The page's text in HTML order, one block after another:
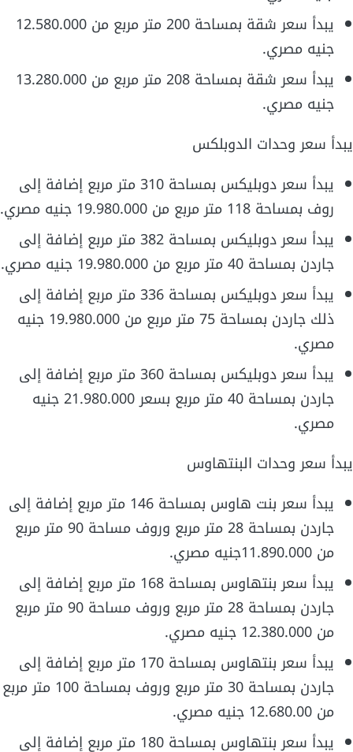
يبدأ سعر شقة بمساحة 200 متر مربع من 12.580.000
جنيه مصري.
يبدأ سعر شقة بمساحة 208 متر مربع من 13.280.000
جنيه مصري.
يبدأ سعر وحدات الدوبلكس
يبدأ سعر دوبليكس بمساحة 310 متر مربع إضافة إلى
روف بمساحة 118 متر مربع من 19.980.000 جنيه مصري.
يبدأ سعر دوبليكس بمساحة 382 متر مربع إضافة إلى
جاردن بمساحة 40 متر مربع من 19.980.000 جنيه مصري.
يبدأ سعر دوبليكس بمساحة 336 متر مربع إضافة إلى
ذلك جاردن بمساحة 75 متر مربع من 19.980.000 جنيه
مصري.
يبدأ سعر دوبليكس بمساحة 360 متر مربع إضافة إلى
جاردن بمساحة 40 متر مربع بسعر 21.980.000 جنيه
مصري.
يبدأ سعر وحدات البنتهاوس
يبدأ سعر بنت هاوس بمساحة 146 متر مربع إضافة إلى
جاردن بمساحة 28 متر مربع وروف مساحة 90 متر مربع
من 11.890.000جنيه مصري.
يبدأ سعر بنتهاوس بمساحة 168 متر مربع إضافة إلى
جاردن بمساحة 28 متر مربع وروف مساحة 90 متر مربع
من 12.380.000 جنيه مصري.
يبدأ سعر بنتهاوس بمساحة 170 متر مربع إضافة إلى
جاردن بمساحة 30 متر مربع وروف بمساحة 100 متر مربع
من 12.680.00 جنيه مصري.
يبدأ سعر بنتهاوس بمساحة 180 متر مربع إضافة إلى